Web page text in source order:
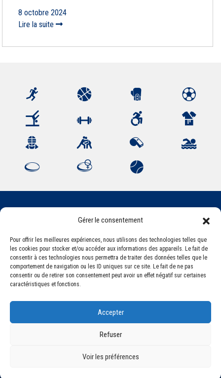
Gérer le consentement
Pour offrir les meilleures expériences, nous utilisons des technologies telles que
les cookies pour stocker et/ou accéder aux informations des appareils. Le fait de
consentir à ces technologies nous permettra de traiter des données telles que le
comportement de navigation ou les ID uniques sur ce site. Le fait de ne pas
consentir ou de retirer son consentement peut avoir un effet négatif sur certaines
caractéristiques et fonctions.
Accepter
Refuser
Voir les préférences
8 octobre 2024
Lire la suite
84, boulevard Léon Jouhaux
CS 80221 - 63021 Clermont-Ferrand Cedex 2
Téléphone:
+33 (0) 4 51 11 00 20